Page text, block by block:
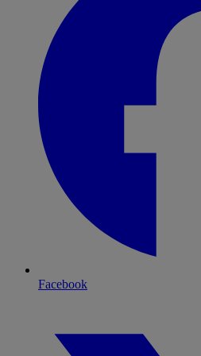
Facebook